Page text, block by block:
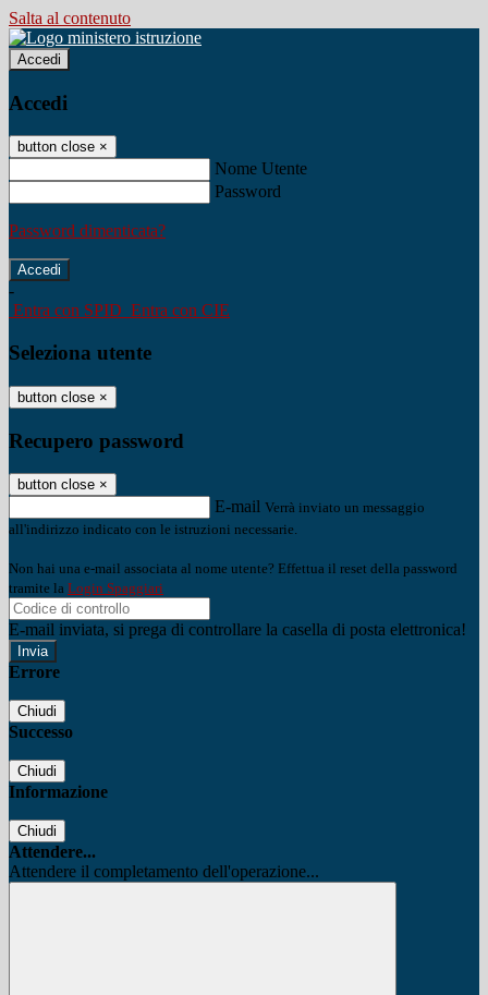
Salta al contenuto
Accedi
Accedi
button close ×
Nome Utente
Password
Password dimenticata?
-
Entra con SPID Entra con CIE
Seleziona utente
button close ×
Recupero password
button close ×
E-mail Verrà inviato un messaggio
all'indirizzo indicato con le istruzioni necessarie.
Non hai una e-mail associata al nome utente? Effettua il reset della password
tramite la Login Spaggiari
E-mail inviata, si prega di controllare la casella di posta elettronica!
Errore
Chiudi
Successo
Chiudi
Informazione
Chiudi
Attendere...
Attendere il completamento dell'operazione...